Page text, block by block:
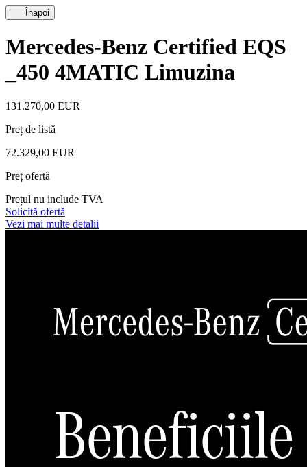
Înapoi
Mercedes-Benz Certified EQS
_450 4MATIC Limuzina
131.270,00 EUR
Preț de listă
72.329,00 EUR
Preț ofertă
Prețul nu include TVA
Solicită ofertă
Vezi mai multe detalii